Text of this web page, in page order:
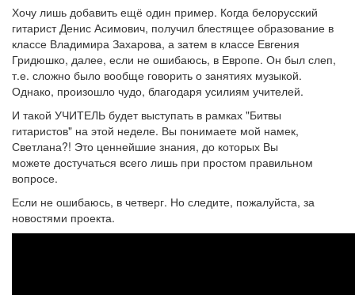
Хочу лишь добавить ещё один пример. Когда белорусский
гитарист Денис Асимович, получил блестящее образование в
классе Владимира Захарова, а затем в классе Евгения
Гридюшко, далее, если не ошибаюсь, в Европе. Он был слеп,
т.е. сложно было вообще говорить о занятиях музыкой.
Однако, произошло чудо, благодаря усилиям учителей.
И такой УЧИТЕЛЬ будет выступать в рамках "Битвы
гитаристов" на этой неделе. Вы понимаете мой намек,
Светлана?! Это ценнейшие знания, до которых Вы
можете достучаться всего лишь при простом правильном
вопросе.
Если не ошибаюсь, в четверг. Но следите, пожалуйста, за
новостями проекта.